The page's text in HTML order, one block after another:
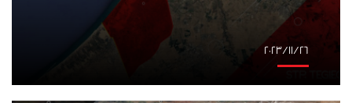
٢٦‏/١١‏/٢٠٢٣